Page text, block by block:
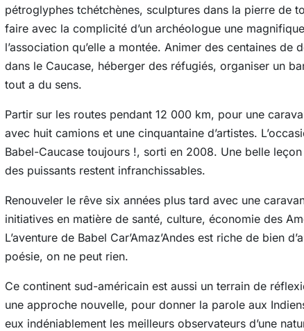
pétroglyphes tchétchènes, sculptures dans la pierre de
faire avec la complicité d’un archéologue une
l’association qu’elle a montée. Animer des centaines
dans le Caucase, héberger des réfugiés, organiser un
tout a du sens.
Partir sur les routes pendant 12 000 km, pour une
avec huit camions et une cinquantaine d’artistes.
Babel-Caucase toujours !, sorti en 2008. Une belle
des puissants restent infranchissables.
Renouveler le rêve six années plus tard avec une
initiatives en matière de santé, culture, économie des
L’aventure de Babel Car’Amaz’Andes est riche de bien
poésie, on ne peut rien.
Ce continent sud-américain est aussi un terrain de
une approche nouvelle, pour donner la parole aux
eux indéniablement les meilleurs observateurs d’une